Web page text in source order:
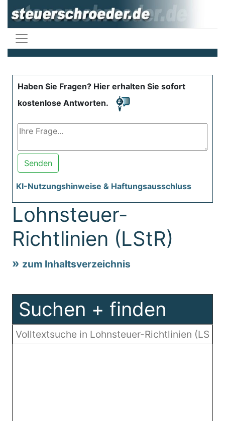
Haben Sie Fragen? Hier erhalten Sie sofort
kostenlose Antworten.
Senden
KI-Nutzungshinweise & Haftungsausschluss
Lohnsteuer-
Richtlinien (LStR)
zum Inhaltsverzeichnis
Suchen + finden